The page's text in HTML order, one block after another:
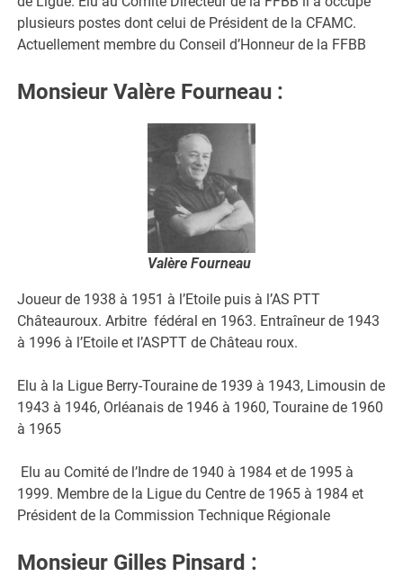
plusieurs postes dont celui de Président de la CFAMC.
Actuellement membre du Conseil d’Honneur de la FFBB
Monsieur Valère Fourneau :
Valère Fourneau
Joueur de 1938 à 1951 à l’Etoile puis à l’AS PTT
Châteauroux. Arbitre fédéral en 1963. Entraîneur de 1943
à 1996 à l’Etoile et l’ASPTT de Château roux.
Elu à la Ligue Berry-Touraine de 1939 à 1943, Limousin de
1943 à 1946, Orléanais de 1946 à 1960, Touraine de 1960
à 1965
Elu au Comité de l’Indre de 1940 à 1984 et de 1995 à
1999. Membre de la Ligue du Centre de 1965 à 1984 et
Président de la Commission Technique Régionale
Monsieur Gilles Pinsard :